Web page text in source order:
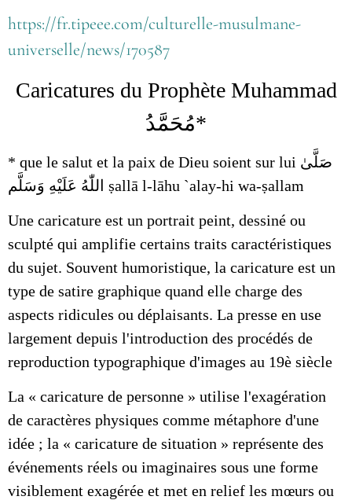
https://fr.tipeee.com/culturelle-musulmane-
universelle/news/170587
Caricatures du Prophète Muhammad
مُحَمَّدُ*
* que le salut et la paix de Dieu soient sur lui صَلَّىٰ
اللّٰهُ عَلَيْهِ وَسَلَّم ṣallā l-lāhu `alay-hi wa-ṣallam
Une caricature est un portrait peint, dessiné ou
sculpté qui amplifie certains traits caractéristiques
du sujet. Souvent humoristique, la caricature est un
type de satire graphique quand elle charge des
aspects ridicules ou déplaisants. La presse en use
largement depuis l'introduction des procédés de
reproduction typographique d'images au 19è siècle
La « caricature de personne » utilise l'exagération
de caractères physiques comme métaphore d'une
idée ; la « caricature de situation » représente des
événements réels ou imaginaires sous une forme
visiblement exagérée et met en relief les mœurs ou